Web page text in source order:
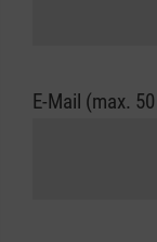
E-Mail (max.